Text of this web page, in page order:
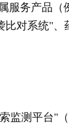
服务产品（
比对系统"、
监测平台"